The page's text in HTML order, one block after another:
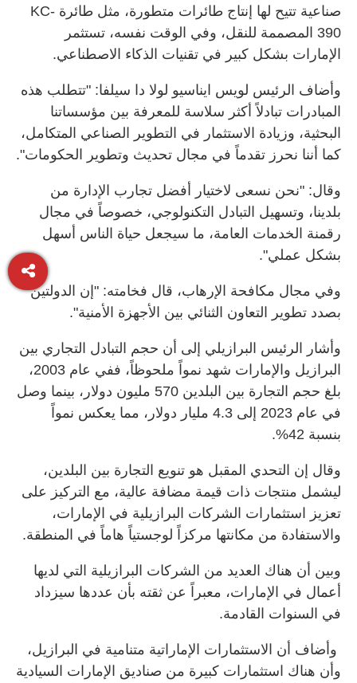
صناعية تتيح لها إنتاج طائرات متطورة، مثل طائرة KC-
390 المصممة للنقل، وفي الوقت نفسه، تستثمر
الإمارات بشكل كبير في تقنيات الذكاء الاصطناعي.
وأضاف الرئيس لويس ايناسيو لولا دا سيلفا: "تتطلب هذه
المبادرات تبادلاً أكثر سلاسة للمعرفة بين مؤسساتنا
البحثية، وزيادة الاستثمار في التطوير الصناعي المتكامل،
كما أننا نحرز تقدماً في مجال تحديث وتطوير الحكومات".
وقال: "نحن نسعى لاختيار أفضل تجارب الإدارة من
بلدينا، وتسهيل التبادل التكنولوجي، خصوصاً في مجال
رقمنة الخدمات العامة، ما سيجعل حياة الناس أسهل
بشكل عملي".
وفي مجال مكافحة الإرهاب، قال فخامته: "إن الدولتين
بصدد تطوير التعاون الثنائي بين الأجهزة الأمنية".
وأشار الرئيس البرازيلي إلى أن حجم التبادل التجاري بين
البرازيل والإمارات شهد نمواً ملحوظاً، ففي عام 2003،
بلغ حجم التجارة بين البلدين 570 مليون دولار، بينما وصل
في عام 2023 إلى 4.3 مليار دولار، مما يعكس نمواً
بنسبة 42%.
وقال إن التحدي المقبل هو تنويع التجارة بين البلدين،
ليشمل منتجات ذات قيمة مضافة عالية، مع التركيز على
تعزيز استثمارات الشركات البرازيلية في الإمارات،
والاستفادة من مكانتها مركزاً لوجستياً هاماً في المنطقة.
وبين أن هناك العديد من الشركات البرازيلية التي لديها
أعمال في الإمارات، معبراً عن ثقته بأن عددها سيزداد
في السنوات القادمة.
وأضاف أن الاستثمارات الإماراتية متنامية في البرازيل،
وأن هناك استثمارات كبيرة من صناديق الإمارات السيادية